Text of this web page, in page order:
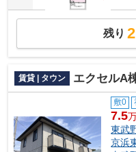
残り 2
賃貸 | タウン エクセルA
敷0
7.5
東武
京浜